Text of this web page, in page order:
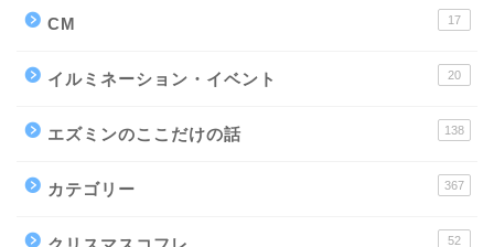
CM 17
イルミネーション・イベント 20
エズミンのここだけの話 138
カテゴリー 367
52